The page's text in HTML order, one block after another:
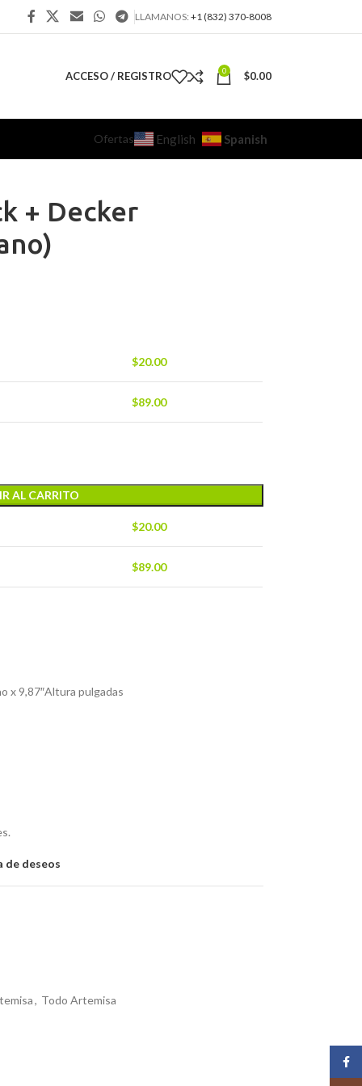
LLAMANOS: +1 (832) 370-8008
ACCESO / REGISTRO 0 $0.00
Ofertas English Spanish
+ Decker
$20.00
$89.00
AL CARRITO
$20.00
$89.00
x 9,87″Altura pulgadas
de deseos
, Todo Artemisa